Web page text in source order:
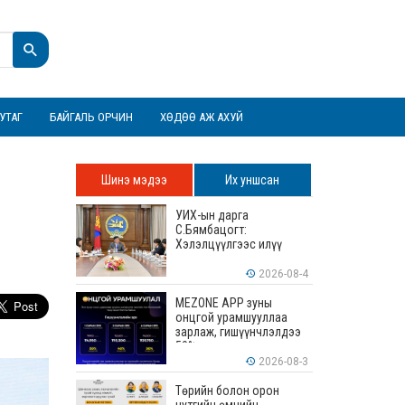
БАЙГАЛЬ ОРЧИН ХӨДӨӨ АЖ АХУЙ
Шинэ мэдээ Их уншсан
УИХ-ын дарга
С.Бямбацогт:
Хэлэлцүүлгээс илүү
илүү бодит үр дүн чухал
2026-08-4
MEZONE APP зуны
онцгой урамшууллаа
зарлаж, гишүүнчлэлдээ
50% хүртэлх хөнгөлөлт
үзүүлж эхэллээ 2026-08-3
Төрийн болон орон